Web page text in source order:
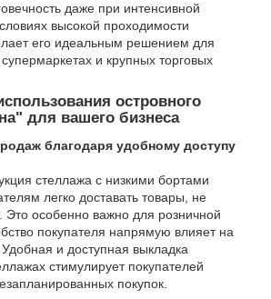
даже при интенсивной
высокой проходимости
его идеальным решением для
и крупных торговых
островного
для вашего бизнеса
благодаря удобному доступу
стеллажа с низкими бортами
легко доставать товары, не
Это особенно важно для розничной
покупателя напрямую влияет на
и доступная выкладка
стимулирует покупателей
покупок.